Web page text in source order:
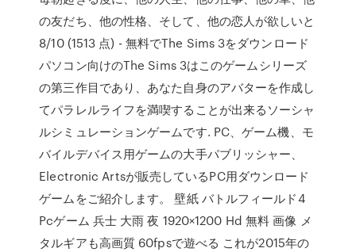
の友だち、他の性格、そして、他の恋人が欲しいと
8/10 (1513 点) - 無料でThe Sims 3をダウンロード
パソコン向けのThe Sims 3はこのゲームシリーズ
の第三作目であり、あなた自身のアバターを作成し
てパラレルライフを満喫することが出来るソーシャ
ルシミュレーションゲームです. PC、ゲーム機、モ
バイルデバイス用ゲームの大手パブリッシャー、
Electronic Artsが販売しているPC用ダウンロード
ゲームをご紹介します。 壁紙 バトルフィールド4
Pcゲーム 兵士 大雨 夜 1920×1200 Hd 無料 画像 メ
タルギアも高画質 60fpsで遊べる これが2015年の